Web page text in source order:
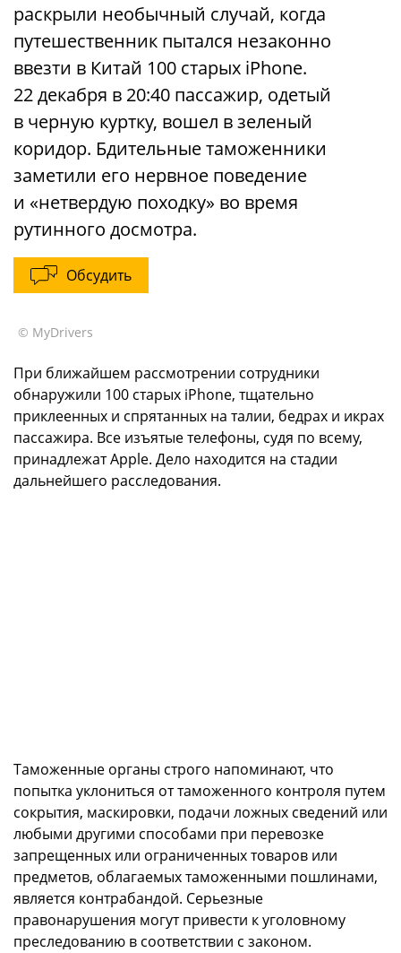
раскрыли необычный случай, когда
путешественник пытался незаконно
ввезти в Китай 100 старых iPhone.
22 декабря в 20:40 пассажир, одетый
в черную куртку, вошел в зеленый
коридор. Бдительные таможенники
заметили его нервное поведение
и «нетвердую походку» во время
рутинного досмотра.
Обсудить
© MyDrivers
При ближайшем рассмотрении сотрудники
обнаружили 100 старых iPhone, тщательно
приклеенных и спрятанных на талии, бедрах и икрах
пассажира. Все изъятые телефоны, судя по всему,
принадлежат Apple. Дело находится на стадии
дальнейшего расследования.
Таможенные органы строго напоминают, что
попытка уклониться от таможенного контроля путем
сокрытия, маскировки, подачи ложных сведений или
любыми другими способами при перевозке
запрещенных или ограниченных товаров или
предметов, облагаемых таможенными пошлинами,
является контрабандой. Серьезные
правонарушения могут привести к уголовному
преследованию в соответствии с законом.